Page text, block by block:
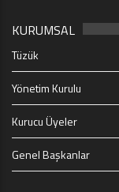
KURUMSAL
Tüzük
Yönetim Kurulu
Kurucu Üyeler
Genel Başkanlar